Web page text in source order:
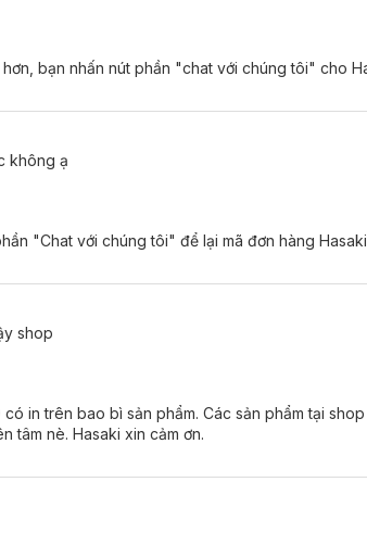
bạn nhấn nút phần "chat với chúng tôi" cho
không ạ
"Chat với chúng tôi" để lại mã đơn hàng
shop
in trên bao bì sản phẩm. Các sản phẩm tại
tâm nè. Hasaki xin cảm ơn.